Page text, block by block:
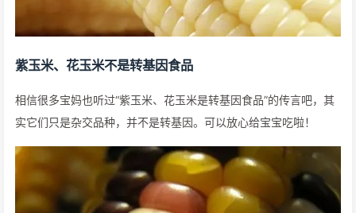
紫玉米、花玉米不是转基因食品
相信很多宝妈也听过“紫玉米、花玉米是转基因食品”的传言吧，其
实它们只是杂交品种，并不是转基因。可以放心给宝宝吃啦！